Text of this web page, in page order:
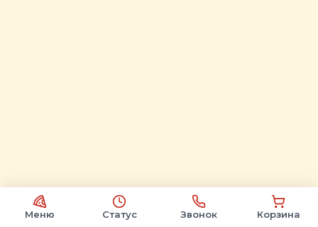
Меню Статус Звонок Корзина